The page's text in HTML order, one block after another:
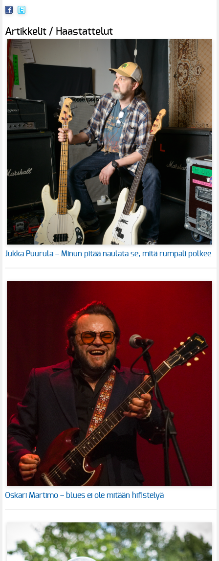
Artikkelit / Haastattelut
Jukka Puurula – Minun pitää naulata se, mitä rumpali polkee
Oskari Martimo – blues ei ole mitään hifistelyä